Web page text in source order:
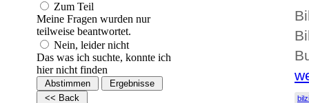
Zum Teil
Meine Fragen wurden nur
teilweise beantwortet.
Nein, leider nicht
Das was ich suchte, konnte ich
hier nicht finden